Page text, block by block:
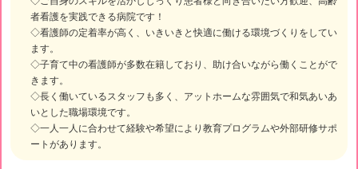
者看護を実践できる病院です！
◇看護師の定着率が高く、いきいきと快適に働ける環境づくりをしてい
ます。
◇子育て中の看護師が多数在籍しており、助け合いながら働くことがで
きます。
◇長く働いているスタッフも多く、アットホームな雰囲気で和気あいあ
いとした職場環境です。
◇一人一人に合わせて経験や希望により教育プログラムや外部研修サポ
ートがあります。